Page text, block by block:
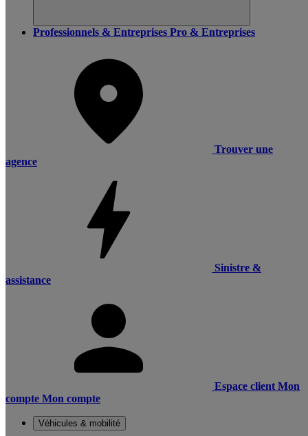
Professionnels & Entreprises Pro & Entreprises
Trouver une
agence
Sinistre &
assistance
Espace client Mon
compte Mon compte
Véhicules & mobilité